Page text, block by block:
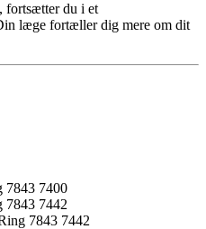
fortsætter du i et
læge fortæller dig mere om dit
7843 7400
7843 7442
7843 7442